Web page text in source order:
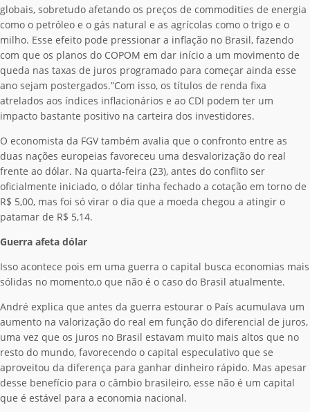
globais, sobretudo afetando os preços de commodities de energia
como o petróleo e o gás natural e as agrícolas como o trigo e o
milho. Esse efeito pode pressionar a inflação no Brasil, fazendo
com que os planos do COPOM em dar início a um movimento de
queda nas taxas de juros programado para começar ainda esse
ano sejam postergados.”Com isso, os títulos de renda fixa
atrelados aos índices inflacionários e ao CDI podem ter um
impacto bastante positivo na carteira dos investidores.
O economista da FGV também avalia que o confronto entre as
duas nações europeias favoreceu uma desvalorização do real
frente ao dólar. Na quarta-feira (23), antes do conflito ser
oficialmente iniciado, o dólar tinha fechado a cotação em torno de
R$ 5,00, mas foi só virar o dia que a moeda chegou a atingir o
patamar de R$ 5,14.
Guerra afeta dólar
Isso acontece pois em uma guerra o capital busca economias mais
sólidas no momento,o que não é o caso do Brasil atualmente.
André explica que antes da guerra estourar o País acumulava um
aumento na valorização do real em função do diferencial de juros,
uma vez que os juros no Brasil estavam muito mais altos que no
resto do mundo, favorecendo o capital especulativo que se
aproveitou da diferença para ganhar dinheiro rápido. Mas apesar
desse benefício para o câmbio brasileiro, esse não é um capital
que é estável para a economia nacional.